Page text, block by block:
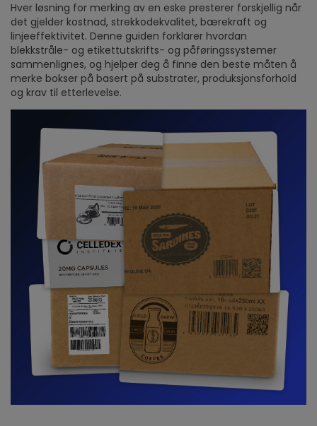
Hver løsning for merking av en eske presterer forskjellig når
det gjelder kostnad, strekkodekvalitet, bærekraft og
linjeeffektivitet. Denne guiden forklarer hvordan
blekkstråle- og etikettutskrifts- og påføringssystemer
sammenlignes, og hjelper deg å finne den beste måten å
merke bokser på basert på substrater, produksjonsforhold
og krav til etterlevelse.